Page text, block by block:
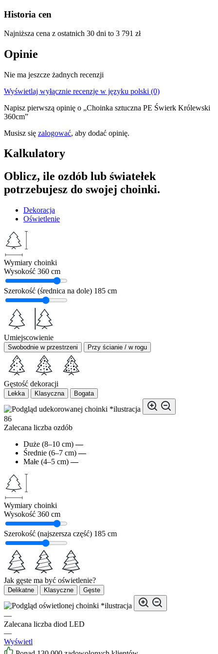
Historia cen
Najniższa cena z ostatnich 30 dni to 3 791 zł
Opinie
Nie ma jeszcze żadnych recenzji
Wyświetlaj wyłącznie recenzje w języku polski (0)
Napisz pierwszą opinię o „Choinka sztuczna PE Świerk Królewski
360cm”
Musisz się zalogować, aby dodać opinię.
Kalkulatory
Oblicz, ile ozdób lub światełek
potrzebujesz do swojej choinki.
Dekoracja
Oświetlenie
Wymiary choinki
Wysokość 360 cm
Szerokość (średnica na dole) 185 cm
Umiejscowienie
Swobodnie w przestrzeni Przy ścianie / w rogu
Gęstość dekoracji
Lekka Klasyczna Bogata
*ilustracja
86
Zalecana liczba ozdób
Duże (8–10 cm) —
Średnie (6–7 cm) —
Małe (4–5 cm) —
Wymiary choinki
Wysokość 360 cm
Szerokość (najszersza część) 185 cm
Jak gęste ma być oświetlenie?
Delikatne Klasyczne Gęste
*ilustracja
—
Zalecana liczba diod LED
—
Wyświetl